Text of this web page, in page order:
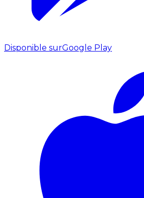
Disponible surGoogle Play